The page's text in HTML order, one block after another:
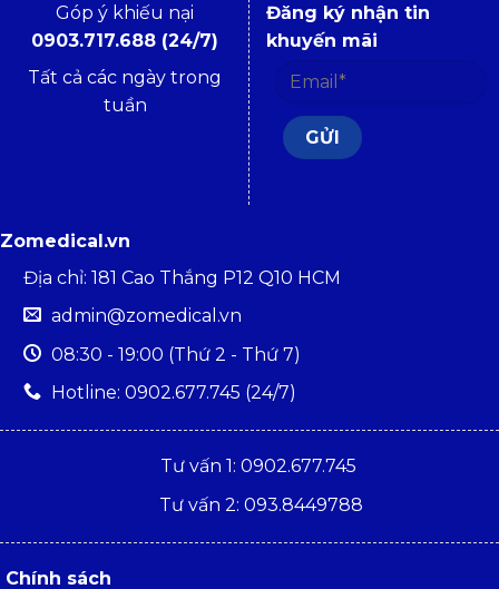
Góp ý khiếu nại
0903.717.688 (24/7)
Tất cả các ngày trong
tuần
Đăng ký nhận tin
khuyến mãi
Zomedical.vn
Địa chỉ: 181 Cao Thắng P12 Q10 HCM
admin@zomedical.vn
08:30 - 19:00 (Thứ 2 - Thứ 7)
Hotline: 0902.677.745 (24/7)
Tư vấn 1: 0902.677.745
Tư vấn 2: 093.8449788
Chính sách